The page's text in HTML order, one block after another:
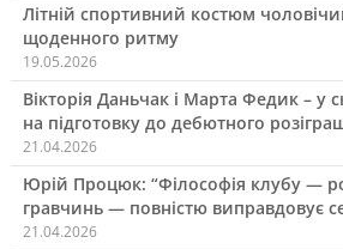
Літній спортивний костюм
щоденного ритму
19.05.2026
Вікторія Даньчак і Марта Федик – у
на підготовку до дебютного
21.04.2026
Юрій Процюк: “Філософія клубу —
гравчинь — повністю виправдовує
21.04.2026